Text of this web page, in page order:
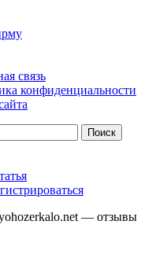
связь
конфиденциальности
Поиск
— отзывы